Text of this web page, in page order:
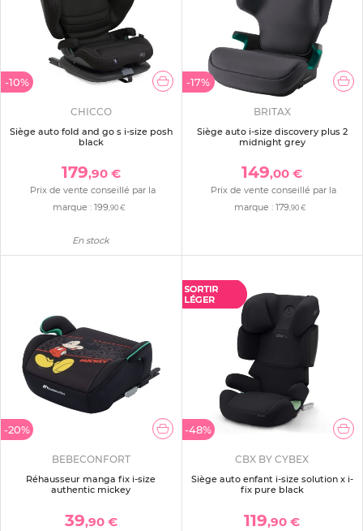
-10%
CHICCO
Siège auto fold and go s i-size posh
black
179,90 €
Prix de vente conseillé par la
marque :199,90 €
En stock
-17%
BRITAX
Siège auto i-size discovery plus 2
midnight grey
149,00 €
Prix de vente conseillé par la
marque :179,90 €
-20%
BEBECONFORT
Réhausseur manga fix i-size
authentic mickey
39,90 €
-48%
CBX BY CYBEX
Siège auto enfant i-size solution x i-
fix pure black
119,90 €